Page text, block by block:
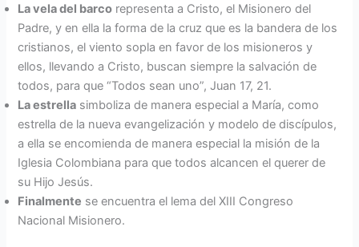
La vela del barco representa a Cristo, el Misionero del
Padre, y en ella la forma de la cruz que es la bandera de los
cristianos, el viento sopla en favor de los misioneros y
ellos, llevando a Cristo, buscan siempre la salvación de
todos, para que “Todos sean uno”, Juan 17, 21.
La estrella simboliza de manera especial a María, como
estrella de la nueva evangelización y modelo de discípulos,
a ella se encomienda de manera especial la misión de la
Iglesia Colombiana para que todos alcancen el querer de
su Hijo Jesús.
Finalmente se encuentra el lema del XIII Congreso
Nacional Misionero.